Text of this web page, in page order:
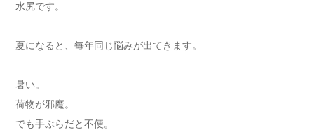
水尻です。
夏になると、毎年同じ悩みが出てきます。
暑い。
荷物が邪魔。
でも手ぶらだと不便。